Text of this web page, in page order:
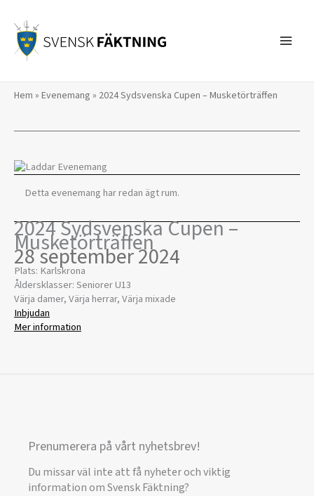
innehåll
Hem » Evenemang » 2024 Sydsvenska Cupen – Musketörträffen
Detta evenemang har redan ägt rum.
2024 Sydsvenska Cupen –
Musketörträffen
28 september 2024
Plats: Karlskrona
Åldersklasser: Seniorer U13
Värja damer, Värja herrar, Värja mixade
Inbjudan
Mer information
Prenumerera på vårt nyhetsbrev!
Du missar väl inte att få nyheter och viktig
information om Svensk Fäktning?